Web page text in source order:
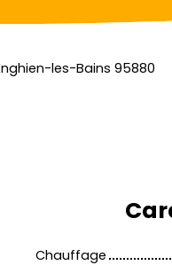
les-Bains 95880
Chauffage